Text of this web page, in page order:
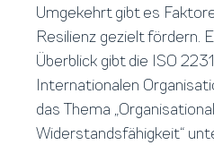
Umgekehrt gibt es
Resilienz gezielt fördern.
Überblick gibt die ISO
Internationalen
das Thema
Widerstandsfähigkeit“